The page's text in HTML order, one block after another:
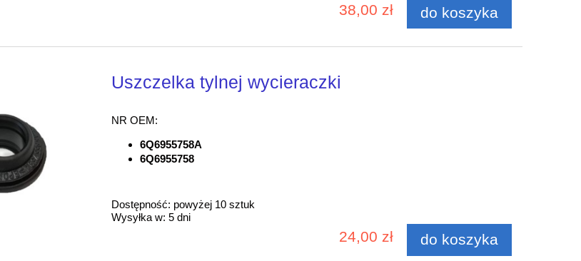
38,00 zł do koszyka
Uszczelka tylnej wycieraczki
NR OEM:
6Q6955758A
6Q6955758
Dostępność: powyżej 10 sztuk
Wysyłka w: 5 dni
24,00 zł do koszyka